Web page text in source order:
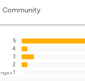
Community
5
4
3
2
1